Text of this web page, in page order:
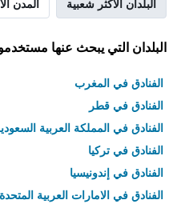
البلدان الأكثر شعبية المدن
البلدان التي يبحث عنها
الفنادق في المغرب
الفنادق في قطر
الفنادق في المملكة العربية
الفنادق في تركيا
الفنادق في إندونيسيا
الفنادق في الامارات العربية المتحدة